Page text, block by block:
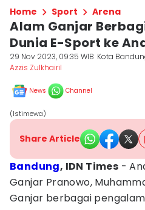
Home Sport Arena
Alam Ganjar
Dunia E-Sport ke
29 Nov 2023, 09:35 WIB Kota
Azzis Zulkhairil
News Channel
(Istimewa)
Share Article
Bandung, IDN Times -
Ganjar Pranowo,
Ganjar berbagai